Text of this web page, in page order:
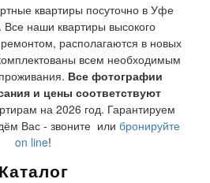
квартиры посуточно в Уфе
Все наши квартиры высокого
располагаются в новых
всем необходимым
Все фотографии
и цены соответствуют
на 2026 год. Гарантируем
Вас - звоните или бронируйте
on line!
Каталог